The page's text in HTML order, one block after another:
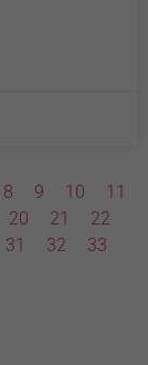
8 9 10
11
20 21
22
31 32
33